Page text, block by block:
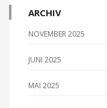
ARCHIV
NOVEMBER 2025
JUNI 2025
MAI 2025